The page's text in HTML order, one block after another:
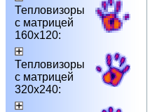
Тепловизоры
с матрицей
160х120:
Тепловизоры
с матрицей
320х240: